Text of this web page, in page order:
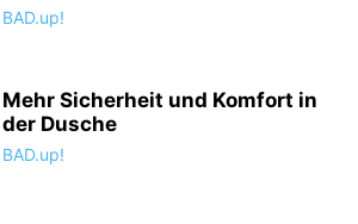
BAD.up!
Mehr Sicherheit und Komfort in
der Dusche
BAD.up!